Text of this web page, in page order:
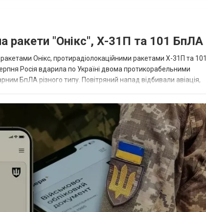
ракети "Онікс", Х-31П та 101 БпЛА
Онікс, протирадіолокаційними ракетами Х-31П та 101
Росія вдарила по Україні двома протикорабельними
БпЛА різного типу. Повітряний напад відбивали авіація,